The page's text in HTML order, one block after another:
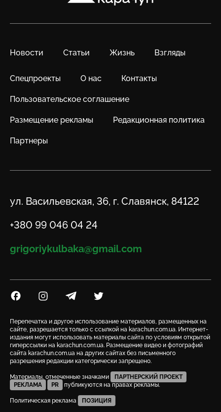
Новости Статьи Жизнь Взгляды
Спецпроекты О нас Контакты
Пользовательское соглашение
Размещение рекламы Редакционная политика
Партнеры
Адрес
ул. Васильевская, 36, г. Славянск, 84122
Телефон
+380 99 046 04 24
Email
grigoriykulbaka@gmail.com
Посилання на Facebook
Посилання на Instagram
Посилання на Telegram
Посилання на Twitter
Перепечатка и другое использование материалов, размещенных на
сайте, разрешается только с ссылкой на karachun.com.ua. Интернет-
издания могут использовать материалы сайта по условиям открытой
гиперссылки на karachun.com.ua. Размещение видео и фотографий
сайта karachun.com.ua на других сайтах без письменного
разрешения редакции категорически запрещено.
Материалы, отмеченные значками
ПАРТНЕРСКИЙ ПРОЕКТ
РЕКЛАМА
PR публикуются на правах рекламы.
Политическая реклама ПОЗИЦИЯ